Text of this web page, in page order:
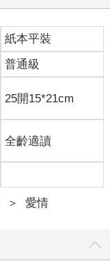
但沒有對象的也很
上很棒的對象？」或
孩看來，已經有固
，事實上卻對於要
。
不曾喜歡過任何人
無數對象的，應該
結婚的景象，相信也
了心情上有些雀躍
樣的人儘管會對戀愛
記掛著某人，就算
「走著走著就掉下
紙本平裝
普通級
25開15*21cm
全齡適讀
＞ 愛情